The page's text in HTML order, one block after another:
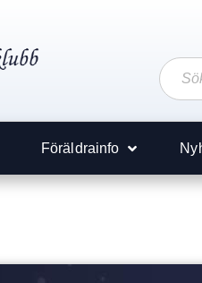
Föräldrainfo